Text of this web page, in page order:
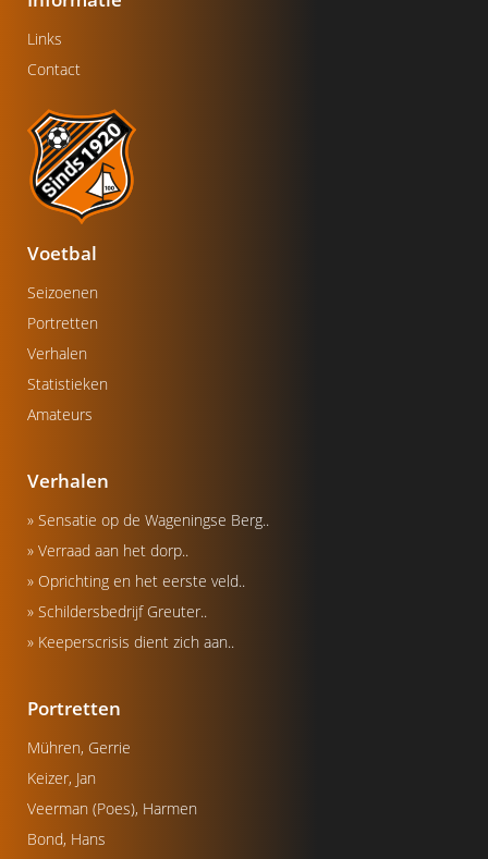
Links
Contact
Voetbal
Seizoenen
Portretten
Verhalen
Statistieken
Amateurs
Verhalen
» Sensatie op de Wageningse Berg..
» Verraad aan het dorp..
» Oprichting en het eerste veld..
» Schildersbedrijf Greuter..
» Keeperscrisis dient zich aan..
Portretten
Mühren, Gerrie
Keizer, Jan
Veerman (Poes), Harmen
Bond, Hans